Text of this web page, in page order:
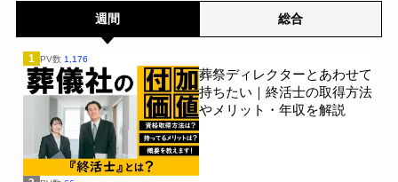
週間 総合
1 PV数 1,176
葬祭ディレクターとあわせて
持ちたい｜終活士の取得方法
やメリット・年収を解説